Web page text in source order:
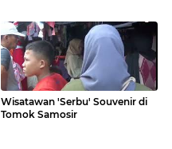
Wisatawan 'Serbu' Souvenir di
Tomok Samosir